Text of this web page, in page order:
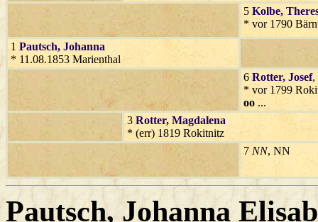
5 Kolbe,
* vor 1790
1 Pautsch, Johanna
* 11.08.1853 Marienthal
6 Rotter, Josef,
* vor 1799
oo ...
3 Rotter, Magdalena
* (err) 1819 Rokitnitz
7 NN, NN
Pautsch, Johanna